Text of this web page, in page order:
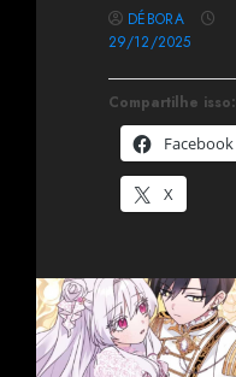
Compartilhe isso:
Facebook
X
DÉBORA
29/12/2025